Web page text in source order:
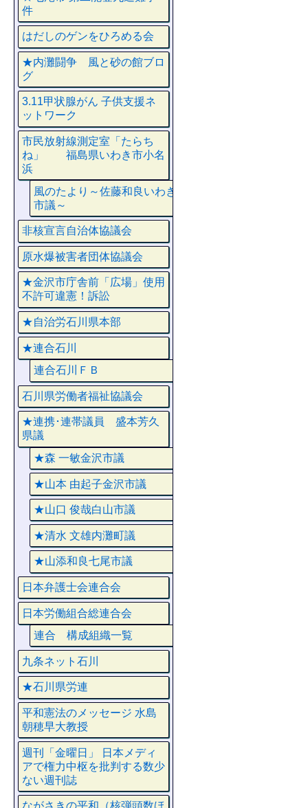
件
はだしのゲンをひろめる会
★内灘闘争 風と砂の館ブロ
グ
3.11甲状腺がん 子供支援ネ
ットワーク
市民放射線測定室「たらち
ね」 福島県いわき市小名
浜
風のたより～佐藤和良いわき
市議～
非核宣言自治体協議会
原水爆被害者団体協議会
★金沢市庁舎前「広場」使用
不許可違憲！訴訟
★自治労石川県本部
★連合石川
連合石川ＦＢ
石川県労働者福祉協議会
★連携･連帯議員 盛本芳久
県議
★森 一敏金沢市議
★山本 由起子金沢市議
★山口 俊哉白山市議
★清水 文雄内灘町議
★山添和良七尾市議
日本弁護士会連合会
日本労働組合総連合会
連合 構成組織一覧
九条ネット石川
★石川県労連
平和憲法のメッセージ 水島
朝穂早大教授
週刊「金曜日」 日本メディ
アで権力中枢を批判する数少
ない週刊誌